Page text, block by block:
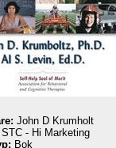
John D Krumholt
STC - Hi Marketing
Bok